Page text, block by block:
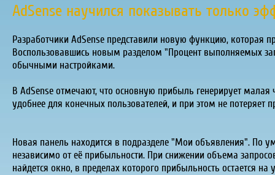
AdSense научился показывать только
Разработчики AdSense представили новую функцию,
Воспользовавшись новым разделом "Процент выполняемых
обычными настройками.
В AdSense отмечают, что основную прибыль генерирует
удобнее для конечных пользователей, и при этом не потеряет
Новая панель находится в подразделе "Мои объявления". По
независимо от её прибыльности. При снижении объема
найдется окно, в пределах которого прибыльность остается